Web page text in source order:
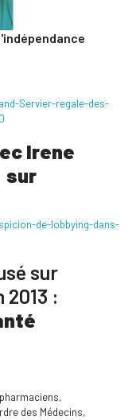
Servier-regale-des-
Irene
sur
de-lobbying-dans-
sur
:
des Médecins,